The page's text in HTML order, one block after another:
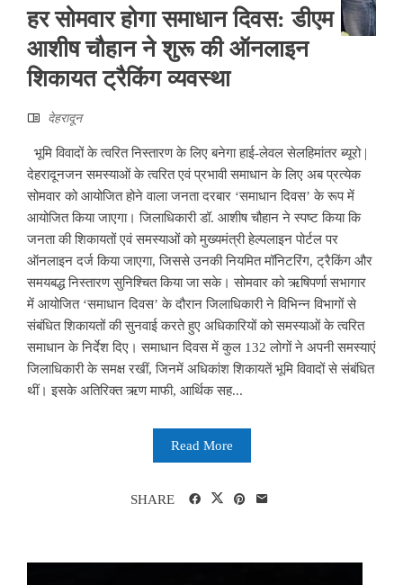
हर सोमवार होगा समाधान दिवस: डीएम
आशीष चौहान ने शुरू की ऑनलाइन
शिकायत ट्रैकिंग व्यवस्था
देहरादून
भूमि विवादों के त्वरित निस्तारण के लिए बनेगा हाई-लेवल सेलहिमांतर ब्यूरो |
देहरादूनजन समस्याओं के त्वरित एवं प्रभावी समाधान के लिए अब प्रत्येक
सोमवार को आयोजित होने वाला जनता दरबार ‘समाधान दिवस’ के रूप में
आयोजित किया जाएगा। जिलाधिकारी डॉ. आशीष चौहान ने स्पष्ट किया कि
जनता की शिकायतों एवं समस्याओं को मुख्यमंत्री हेल्पलाइन पोर्टल पर
ऑनलाइन दर्ज किया जाएगा, जिससे उनकी नियमित मॉनिटरिंग, ट्रैकिंग और
समयबद्ध निस्तारण सुनिश्चित किया जा सके। सोमवार को ऋषिपर्णा सभागार
में आयोजित ‘समाधान दिवस’ के दौरान जिलाधिकारी ने विभिन्न विभागों से
संबंधित शिकायतों की सुनवाई करते हुए अधिकारियों को समस्याओं के त्वरित
समाधान के निर्देश दिए। समाधान दिवस में कुल 132 लोगों ने अपनी समस्याएं
जिलाधिकारी के समक्ष रखीं, जिनमें अधिकांश शिकायतें भूमि विवादों से संबंधित
थीं। इसके अतिरिक्त ऋण माफी, आर्थिक सह...
Read More
SHARE